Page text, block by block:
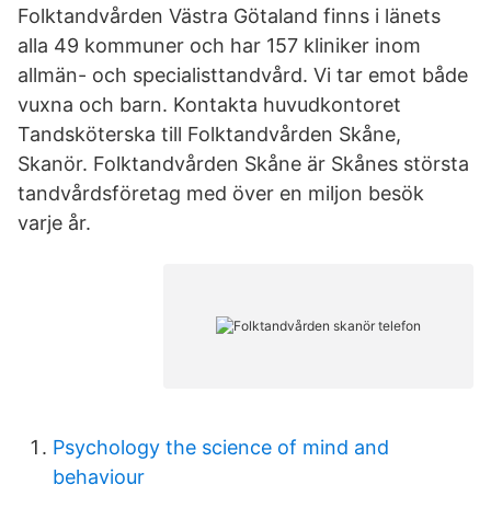
Folktandvården Västra Götaland finns i länets
alla 49 kommuner och har 157 kliniker inom
allmän- och specialisttandvård. Vi tar emot både
vuxna och barn. Kontakta huvudkontoret
Tandsköterska till Folktandvården Skåne,
Skanör. Folktandvården Skåne är Skånes största
tandvårdsföretag med över en miljon besök
varje år.
Psychology the science of mind and
behaviour